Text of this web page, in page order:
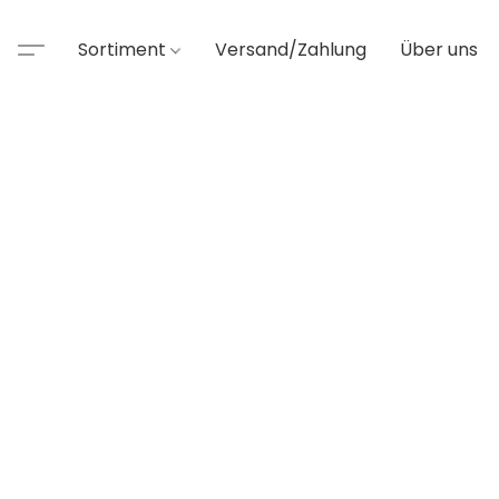
Sortiment Versand/Zahlung Über uns